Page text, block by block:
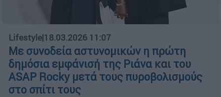
Lifestyle|18.03.2026 11:07
Με συνοδεία αστυνομικών η πρώτη
δημόσια εμφάνισή της Ριάνα και του
ASAP Rocky μετά τους πυροβολισμούς
στο σπίτι τους